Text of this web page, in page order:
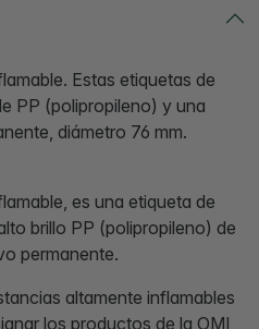
Estas etiquetas de
PP (polipropileno) y una
diámetro 76 mm.
es una etiqueta de
brillo PP (polipropileno) de
permanente.
altamente inflamables
los productos de la OMI